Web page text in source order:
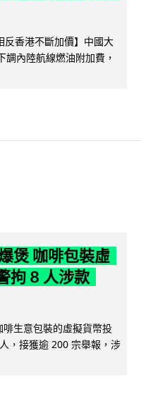
反香港不斷加價】中國大
內陸航線燃油附加費，
煲 咖啡包裝虛
拘 8 人涉款
生意包裝的虛擬貨幣投
，接獲逾 200 宗舉報，涉